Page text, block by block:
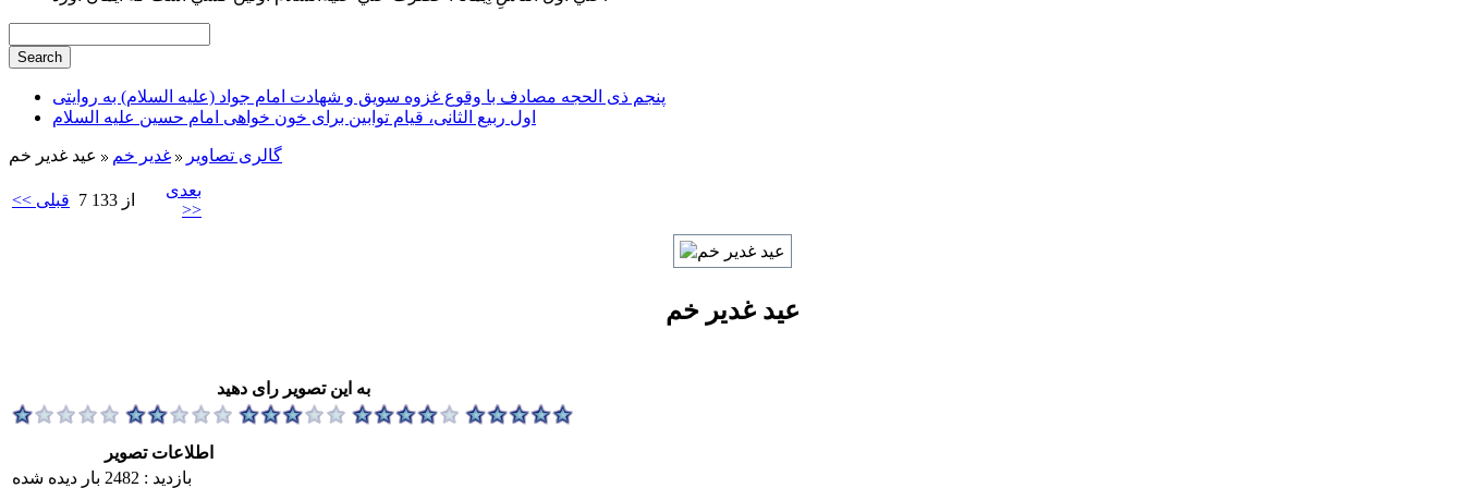
پنجم ذی الحجه مصادف با وقوع غزوه سویق و شهادت امام جواد (علیه السلام) به روایتی
اول ربیع الثانی، قیام توابین برای خون خواهی امام حسین علیه السلام
گالری تصاویر غدير خم عید غدیر خم
<< قبلی 7 از 133
بعدی
>>
عید غدیر خم
به این تصویر رای دهید
اطلاعات تصویر
بازدید : 2482 بار دیده شده